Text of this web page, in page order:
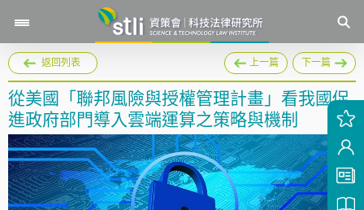
返回列表 上一篇 下一篇
從美國「聯邦風險與授權管理計畫」看我國促
進政府部門導入雲端運算之策略與機制